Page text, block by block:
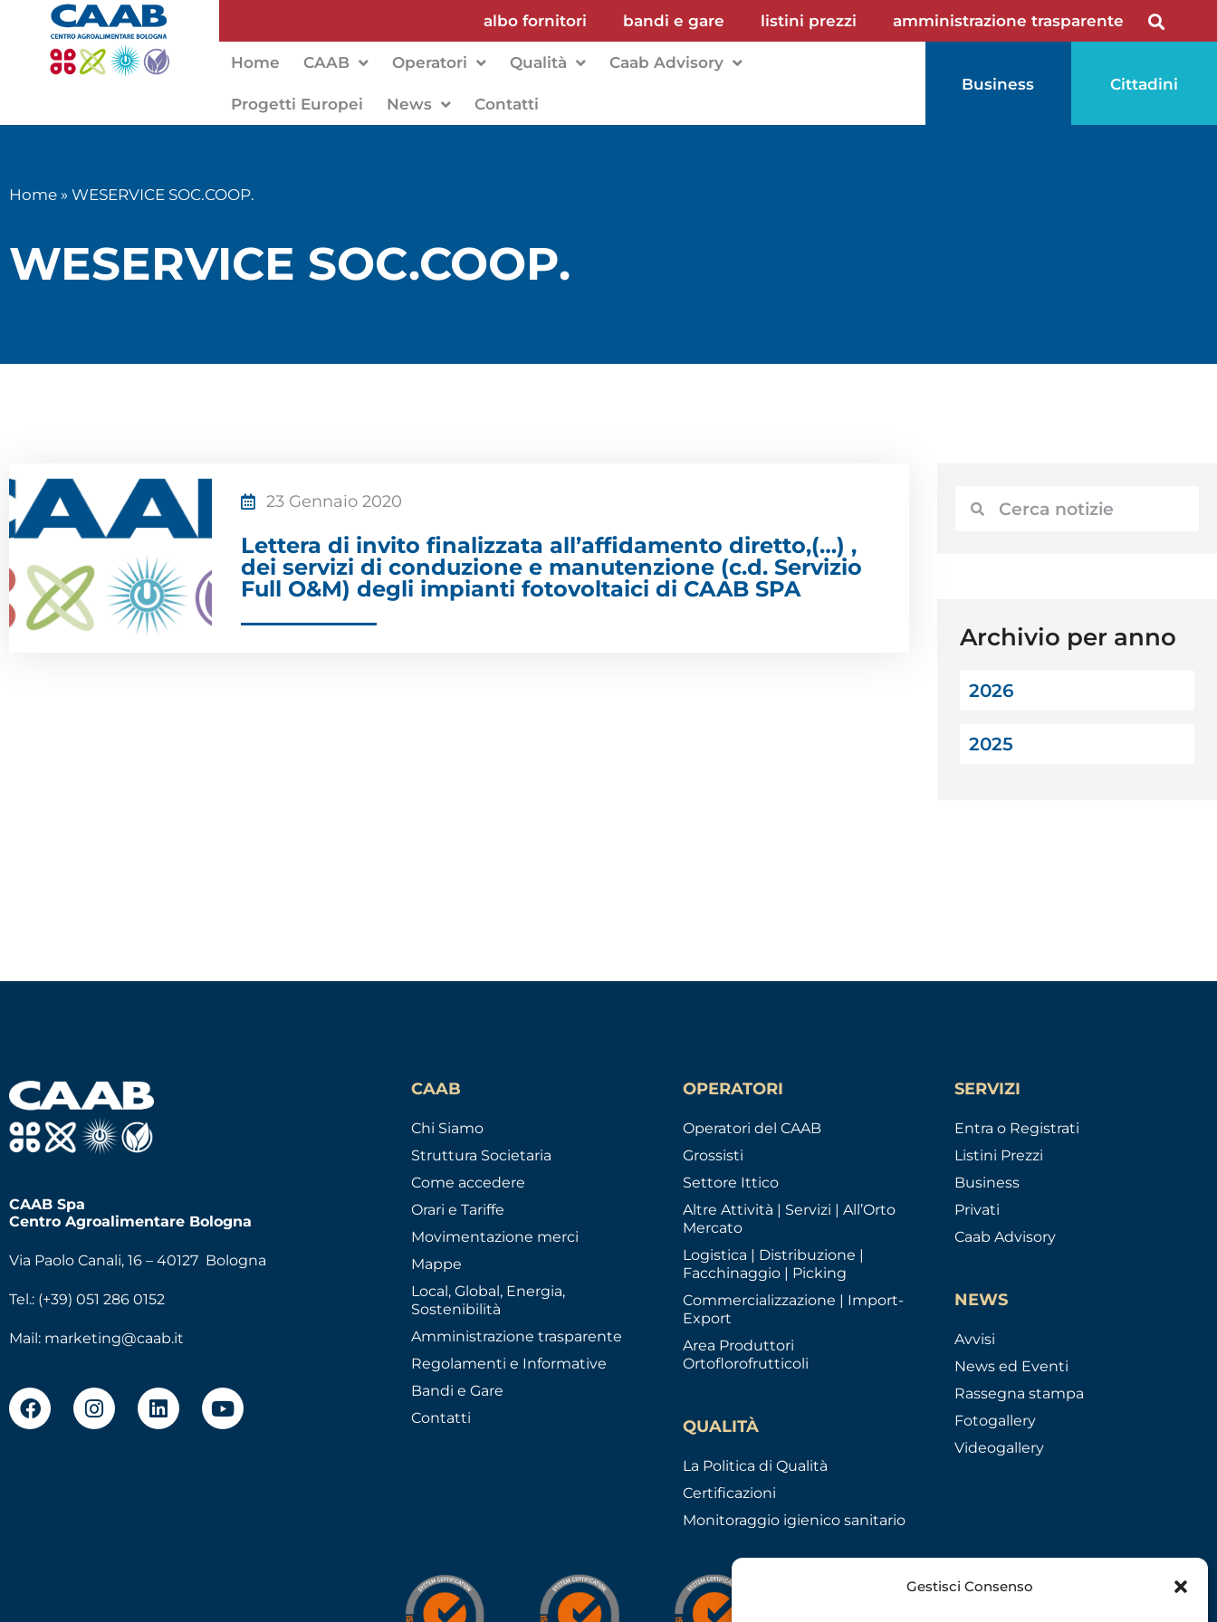
Gestisci Consenso
albo fornitori bandi e gare listini prezzi amministrazione trasparente
Home CAAB Operatori Qualità Caab Advisory
Progetti Europei News Contatti
Business Cittadini
Home » WESERVICE SOC.COOP.
WESERVICE SOC.COOP.
23 Gennaio 2020
Lettera di invito finalizzata all’affidamento diretto,(…) ,
dei servizi di conduzione e manutenzione (c.d. Servizio
Full O&M) degli impianti fotovoltaici di CAAB SPA
Archivio per anno
2026
2025
CAAB Spa
Centro Agroalimentare Bologna
Via Paolo Canali, 16 – 40127 Bologna
Tel.: (+39) 051 286 0152
Mail: marketing@caab.it
CAAB
Chi Siamo
Struttura Societaria
Come accedere
Orari e Tariffe
Movimentazione merci
Mappe
Local, Global, Energia,
Sostenibilità
Amministrazione trasparente
Regolamenti e Informative
Bandi e Gare
Contatti
OPERATORI
Operatori del CAAB
Grossisti
Settore Ittico
Altre Attività | Servizi | All’Orto
Mercato
Logistica | Distribuzione |
Facchinaggio | Picking
Commercializzazione | Import-
Export
Area Produttori
Ortoflorofrutticoli
QUALITÀ
La Politica di Qualità
Certificazioni
Monitoraggio igienico sanitario
SERVIZI
Entra o Registrati
Listini Prezzi
Business
Privati
Caab Advisory
NEWS
Avvisi
News ed Eventi
Rassegna stampa
Fotogallery
Videogallery